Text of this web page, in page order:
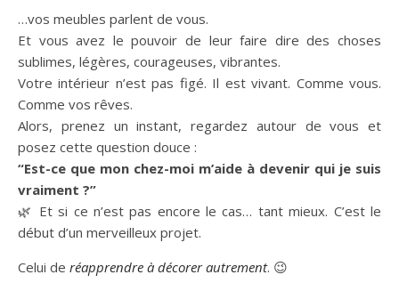
…vos meubles parlent de vous.
Et vous avez le pouvoir de leur faire dire des choses
sublimes, légères, courageuses, vibrantes.
Votre intérieur n’est pas figé. Il est vivant. Comme vous.
Comme vos rêves.
Alors, prenez un instant, regardez autour de vous et
posez cette question douce :
“Est-ce que mon chez-moi m’aide à devenir qui je suis
vraiment ?”
🌿 Et si ce n’est pas encore le cas… tant mieux. C’est le
début d’un merveilleux projet.
Celui de réapprendre à décorer autrement. 😉